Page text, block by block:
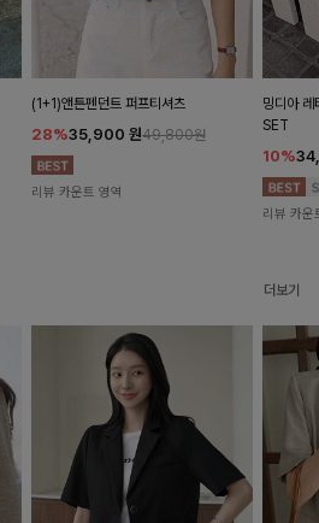
(1+1)앤튼펜던트 퍼프티셔츠
28%35,900 원49,800원
리뷰 카운트 영역
밍디아 레
SET
10%
리뷰 카운
더보기